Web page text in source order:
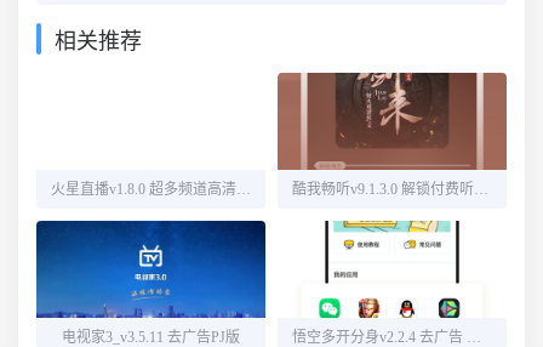
相关推荐
火星直播v1.8.0 超多频道高清直播 酷我畅听v9.1.3.0 解锁付费听书源
电视家3_v3.5.11 去广告PJ版 悟空多开分身v2.2.4 去广告 解锁会员